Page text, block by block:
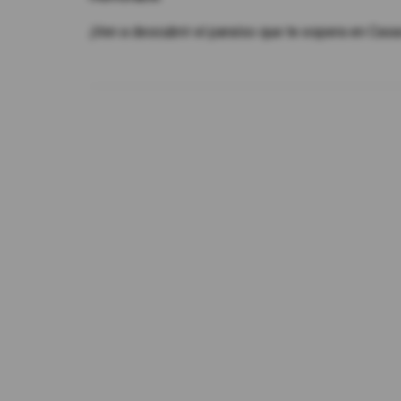
¡Ven a descubrir el paraíso que te espera en